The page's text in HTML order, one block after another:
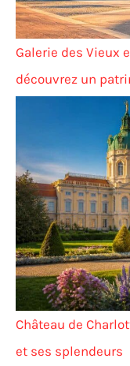
Galerie des Vieux
découvrez un
Château de
et ses splendeurs